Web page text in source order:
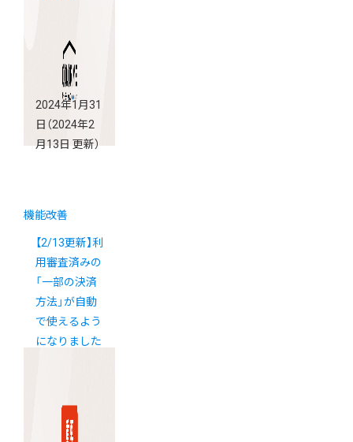
2024年1月31
日 （2024年2
月13日 更新）
機能改善
【2/13更新】利
用審査済みの
「一部の決済
方法」が自動
で使えるよう
になりました